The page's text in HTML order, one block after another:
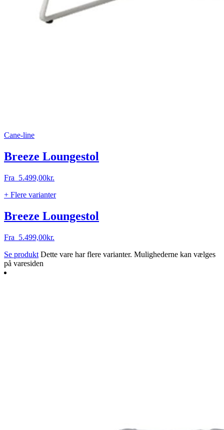
Cane-line
Breeze Loungestol
Fra 5.499,00kr.
+ Flere varianter
Breeze Loungestol
Fra 5.499,00kr.
Se produkt Dette vare har flere varianter. Mulighederne kan vælges
på varesiden